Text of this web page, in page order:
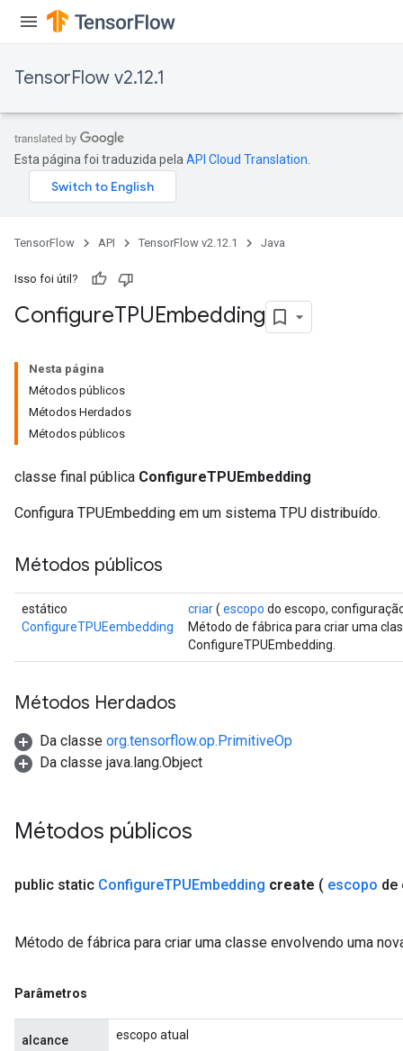
TensorFlow v2.12.1
Esta página foi traduzida pela API Cloud Translation
TensorFlow API TensorFlow v2.12.1 Java
Isso foi útil?
ConfigureTPUEmbedding
Nesta página
Métodos públicos
Métodos Herdados
Métodos públicos
classe final pública ConfigureTPUEmbedding
Configura TPUEmbedding em um sistema TPU distribuído.
Métodos públicos
estático
ConfigureTPUEembedding
criar( escopo do escopo,
Método de fábrica para criar uma
ConfigureTPUEmbedding.
Métodos Herdados
Da classe org.tensorflow.op.PrimitiveOp
Da classe java.lang.Object
Métodos públicos
public static ConfigureTPUEmbedding create ( escopo de
Método de fábrica para criar uma classe envolvendo uma
Parâmetros
alcance escopo atual